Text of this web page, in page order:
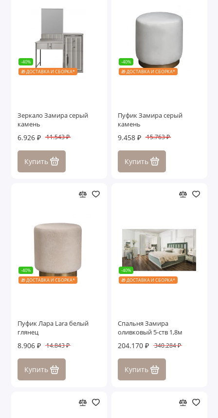
-40%
🎁 ДОСТАВКА И СБОРКА*
Зеркало Замира серый
камень
6.926 ₽ 11.543 ₽
Купить
-40%
🎁 ДОСТАВКА И СБОРКА*
Пуфик Замира серый
камень
9.458 ₽ 15.763 ₽
Купить
-40%
🎁 ДОСТАВКА И СБОРКА*
Пуфик Лара Lara белый
глянец
8.906 ₽ 14.843 ₽
Купить
-40%
🎁 ДОСТАВКА И СБОРКА*
Спальня Замира
оливковый 5-ств 1,8м
204.170 ₽ 340.284 ₽
Купить